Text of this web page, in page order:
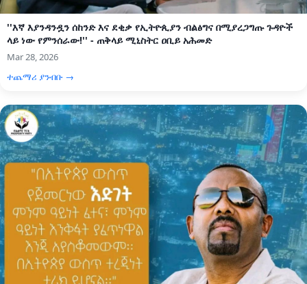
''እኛ እያንዳንዷን ሰከንድ እና ደቂቃ የኢትዮጲያን ብልፅግና በሚያረጋግጡ ጉዳዮች
ላይ ነው የምንሰራው!'' - ጠቅላይ ሚኒስትር ዐቢይ አሕመድ
Mar 28, 2026
ተጨማሪ ያንብቡ →